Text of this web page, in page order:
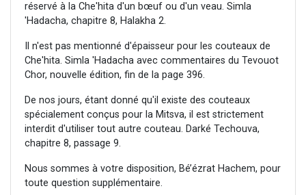
réservé à la Che'hita d'un bœuf ou d'un veau. Simla
'Hadacha, chapitre 8, Halakha 2.
Il n'est pas mentionné d'épaisseur pour les couteaux de
Che'hita. Simla 'Hadacha avec commentaires du Tevouot
Chor, nouvelle édition, fin de la page 396.
De nos jours, étant donné qu'il existe des couteaux
spécialement conçus pour la Mitsva, il est strictement
interdit d'utiliser tout autre couteau. Darké Techouva,
chapitre 8, passage 9.
Nous sommes à votre disposition, Bé’ézrat Hachem, pour
toute question supplémentaire.